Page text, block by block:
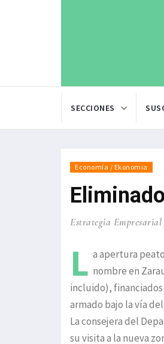
SECCIONES
Economía / Ekonomia
Estrategia Empresarial
L a apertura
nombre en
incluido),
armado bajo la vía
La consejera del
su visita a la nueva